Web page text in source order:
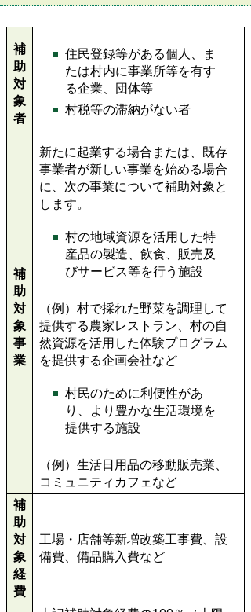
補
助
対
象
者
住民登録等がある個人、ま
たは村内に事業所等を有す
る企業、団体等
村税等の滞納がない者
補
助
対
象
事
業
新たに起業する場合または、既存
事業者が新しい事業を始める場合
に、次の事業について補助対象と
します。
村の地域資源を活用した特
産品の製造、飲食、販売及
びサービス等を行う施設
（例）村で採れた野菜を調理して
提供する農家レストラン、村の自
然資源を活用した体験プログラム
を提供する企画会社など
村民のために利便性があ
り、より豊かな生活環境を
提供する施設
（例）生活日用品の移動販売業、
コミュニティカフェなど
補
助
対
象
経
費
工場・店舗等新増改築工事費、設
備費、備品購入費など